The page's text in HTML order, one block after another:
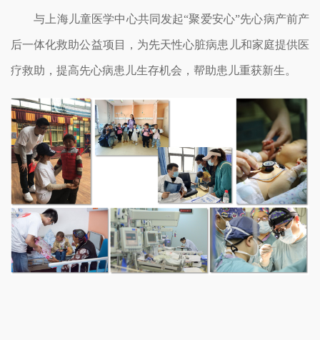
与上海儿童医学中心共同发起“聚爱安心”先心病产前产
后一体化救助公益项目，为先天性心脏病患儿和家庭提供医
疗救助，提高先心病患儿生存机会，帮助患儿重获新生。